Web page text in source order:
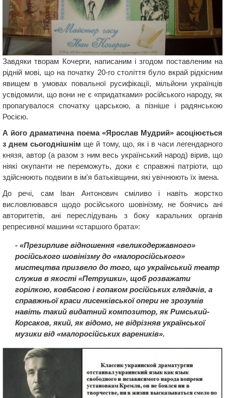
Завдяки творам Кочерги, написаним і згодом поставленим на
рідній мові, що на початку 20-го століття було вкрай рідкісним
явищем в умовах повальної русифікації, мільйони українців
усвідомили, що вони не є «придатками» російського народу, як
пропагувалося спочатку царською, а пізніше і радянською
Росією.
А його драматична поема «Ярослав Мудрий» асоціюється
з днем сьогоднішнім ще й тому, що, як і в часи легендарного
князя, автор (а разом з ним весь український народ) вірив, що
ніякі окупанти не переможуть, доки є справжні патріоти, що
здійснюють подвиги в ім'я батьківщини, які увічнюють їх імена.
До речі, сам Іван Антонович сміливо і навіть жорстко
висловлювався щодо російського шовінізму, не боячись ані
авторитетів, ані переслідувань з боку каральних органів
репресивної машини «старшого брата»:
- «Презирливе відношення «великодержавного»
російського шовінізму до «малоросійського»
мистецтва призвело до того, що український театр
служив в якості «Петрушки», щоб розважати
горілкою, ковбасою і гопаком російських глядачів, а
справжньої краси лисенківської опери не зрозумів
навіть такий видатний композитор, як Римський-
Корсаков, який, як відомо, не відрізняв української
музики від «малоросійських вареників».